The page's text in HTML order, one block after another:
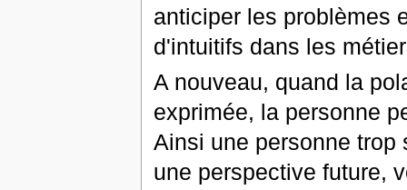
anticiper les problèmes
d'intuitifs dans les
A nouveau, quand la
exprimée, la personne
Ainsi une personne trop
une perspective future,